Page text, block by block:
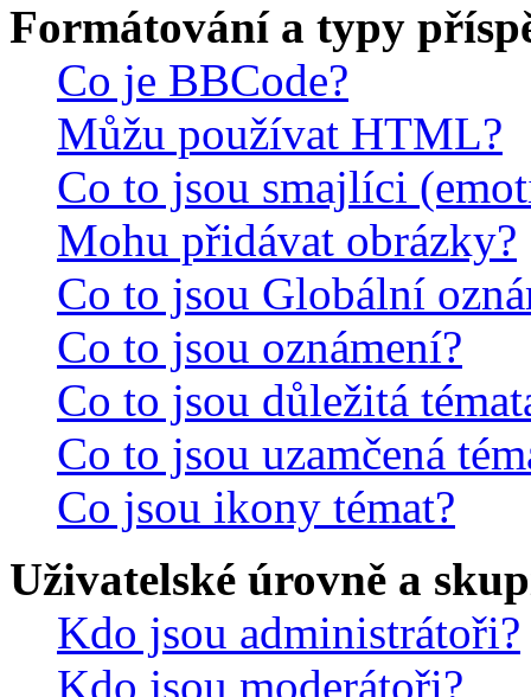
Formátování a typy
Co je BBCode?
Můžu používat HTML?
Co to jsou smajlíci
Mohu přidávat obrázky?
Co to jsou Globální
Co to jsou oznámení?
Co to jsou důležitá
Co to jsou uzamčená
Co jsou ikony témat?
Uživatelské úrovně a
Kdo jsou administrátoři?
Kdo jsou moderátoři?